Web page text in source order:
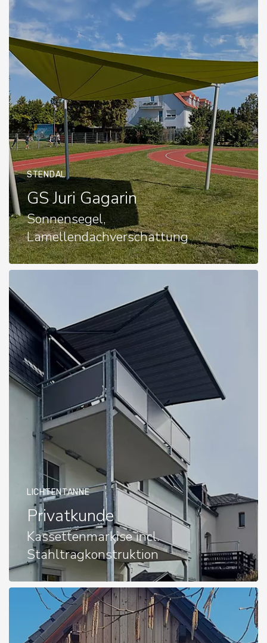
STENDAL
GS Juri Gagarin
Sonnensegel,
Lamellendachverschattung
LICHTENTANNE
Privatkunde
Kassettenmarkise incl.
Stahltragkonstruktion